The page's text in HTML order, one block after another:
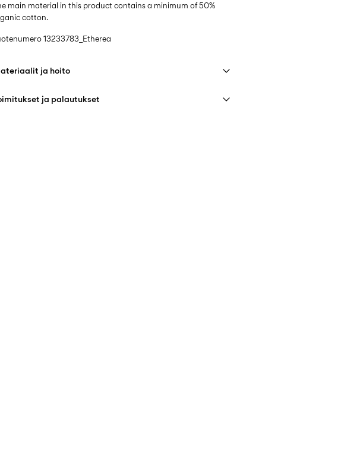
main material in this product contains a minimum of 50%
cotton.
13233783_Etherea
ja hoito
ja palautukset